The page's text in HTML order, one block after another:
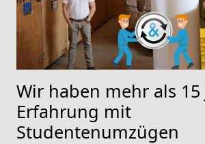
Wir haben mehr als 15
Erfahrung mit
Studentenumzügen